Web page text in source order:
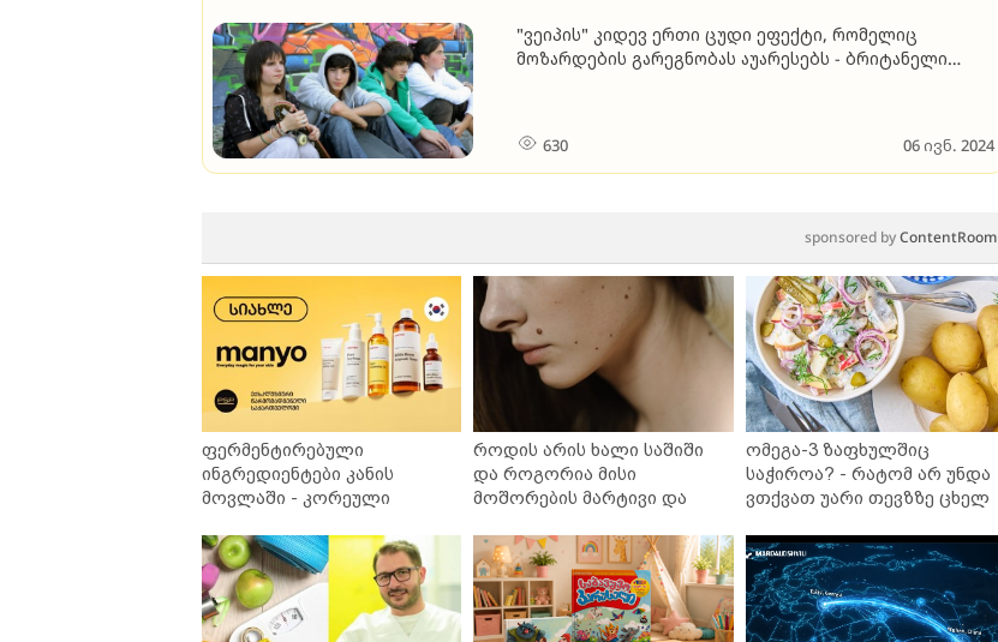
"ვეიპის" კიდევ ერთი ცუდი ეფექტი, რომელიც
მოზარდების გარეგნობას აუარესებს - ბრიტანელი
630 06 ივნ. 2024
sponsored byContentRoom
ფერმენტირებული
ინგრედიენტები კანის
მოვლაში - კორეული
საქართველოშია
როდის არის ხალი საშიში
და როგორია მისი
მოშორების მარტივი და
ომეგა-3 ზაფხულშიც
საჭიროა? - რატომ არ უნდა
ვთქვათ უარი თევზზე ცხელ